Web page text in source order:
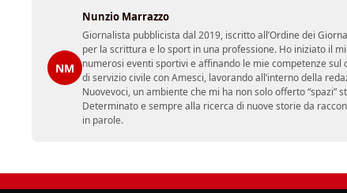
NM
Nunzio Marrazzo
Giornalista pubblicista dal 2019, iscritto all’Ordine dei
per la scrittura e lo sport in una professione. Ho iniziato il
numerosi eventi sportivi e affinando le mie competenze
di servizio civile con Amesci, lavorando all’interno della
Nuovevoci, un ambiente che mi ha non solo offerto
Determinato e sempre alla ricerca di nuove storie da
in parole.